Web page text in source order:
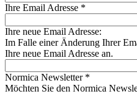
Ihre Email Adresse *
Ihre neue Email Adresse:
Im Falle einer Änderung Ihrer
Ihre neue Email Adresse an.
Normica Newsletter *
Möchten Sie den Normica